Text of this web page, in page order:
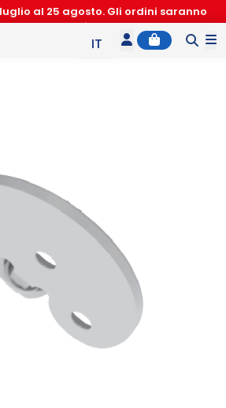
al 25 agosto. Gli ordini saranno
a partire dal 26 agosto
IT Account
Cart